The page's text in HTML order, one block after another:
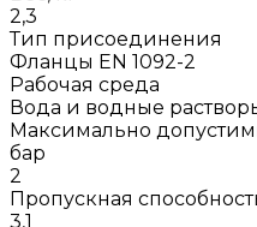
2,3
Тип присоединения
Фланцы EN 1092-2
Рабочая среда
Вода и водные
Максимально
бар
2
Пропускная
3,1